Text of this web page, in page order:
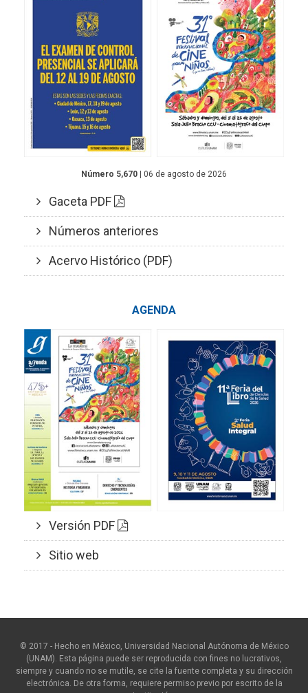
Número 5,670 | 06 de agosto de 2026
Gaceta PDF
Números anteriores
Acervo Histórico (PDF)
AGENDA
Versión PDF
Sitio web
© 2017 - Hecho en México, Universidad Nacional Autónoma de México
(UNAM). Esta página puede ser reproducida con fines no lucrativos,
siempre y cuando no se mutile, se cite la fuente completa y su dirección
electrónica. De otra forma, requiere permiso previo por escrito de la